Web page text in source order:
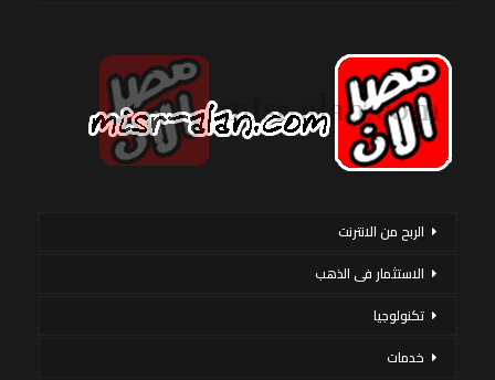
الربح من الانترنت
الاستثمار فى الذهب
تكنولوجيا
خدمات